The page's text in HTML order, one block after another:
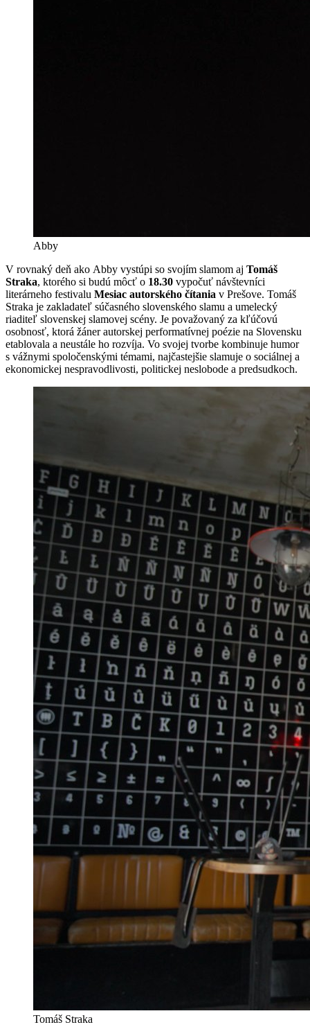
Abby
V rovnaký deň ako Abby vystúpi so svojím slamom aj Tomáš
Straka, ktorého si budú môcť o 18.30 vypočuť návštevníci
literárneho festivalu Mesiac autorského čítania v Prešove. Tomáš
Straka je zakladateľ súčasného slovenského slamu a umelecký
riaditeľ slovenskej slamovej scény. Je považovaný za kľúčovú
osobnosť, ktorá žáner autorskej performatívnej poézie na Slovensku
etablovala a neustále ho rozvíja. Vo svojej tvorbe kombinuje humor
s vážnymi spoločenskými témami, najčastejšie slamuje o sociálnej a
ekonomickej nespravodlivosti, politickej neslobode a predsudkoch.
Tomáš Straka